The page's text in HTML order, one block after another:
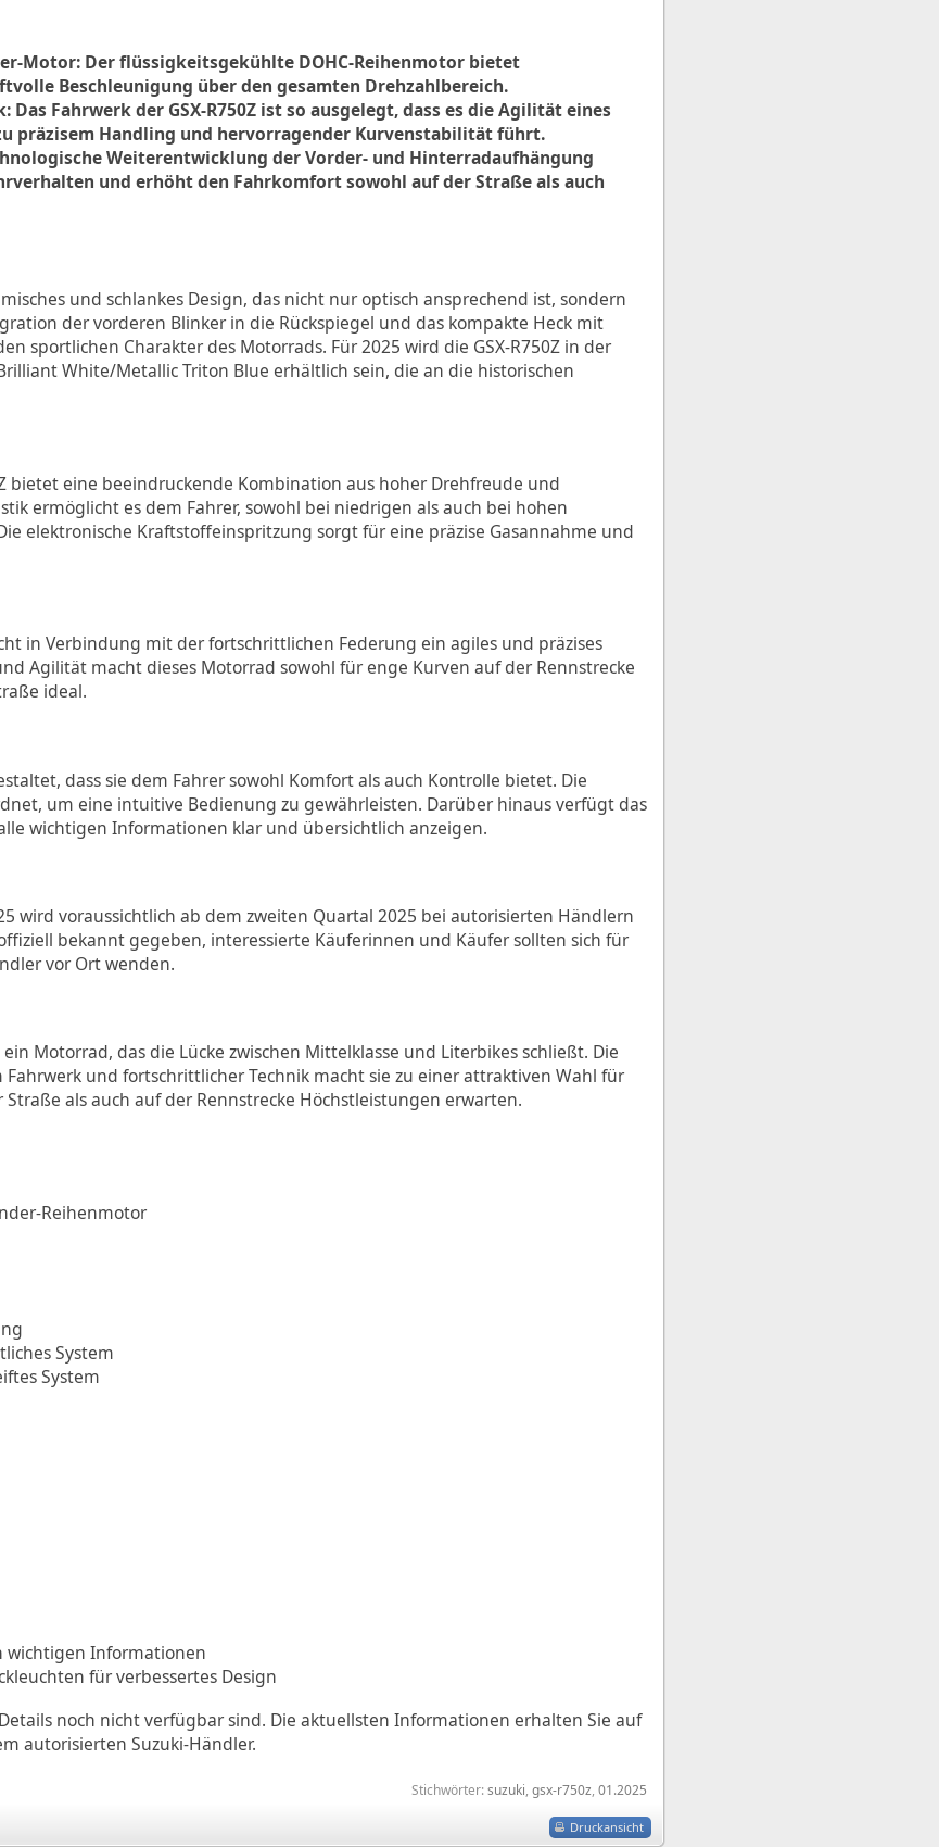
Motor: Der flüssigkeitsgekühlte DOHC-Reihenmotor bietet
Beschleunigung über den gesamten Drehzahlbereich.
Fahrwerk der GSX-R750Z ist so ausgelegt, dass es die Agilität eines
präzisem Handling und hervorragender Kurvenstabilität führt.
Weiterentwicklung der Vorder- und Hinterradaufhängung
und erhöht den Fahrkomfort sowohl auf der Straße als auch
und schlankes Design, das nicht nur optisch ansprechend ist, sondern
der vorderen Blinker in die Rückspiegel und das kompakte Heck mit
sportlichen Charakter des Motorrads. Für 2025 wird die GSX-R750Z in der
White/Metallic Triton Blue erhältlich sein, die an die historischen
bietet eine beeindruckende Kombination aus hoher Drehfreude und
ermöglicht es dem Fahrer, sowohl bei niedrigen als auch bei hohen
elektronische Kraftstoffeinspritzung sorgt für eine präzise Gasannahme und
in Verbindung mit der fortschrittlichen Federung ein agiles und präzises
Agilität macht dieses Motorrad sowohl für enge Kurven auf der Rennstrecke
ideal.
dass sie dem Fahrer sowohl Komfort als auch Kontrolle bietet. Die
um eine intuitive Bedienung zu gewährleisten. Darüber hinaus verfügt das
wichtigen Informationen klar und übersichtlich anzeigen.
wird voraussichtlich ab dem zweiten Quartal 2025 bei autorisierten Händlern
bekannt gegeben, interessierte Käuferinnen und Käufer sollten sich für
vor Ort wenden.
Motorrad, das die Lücke zwischen Mittelklasse und Literbikes schließt. Die
und fortschrittlicher Technik macht sie zu einer attraktiven Wahl für
als auch auf der Rennstrecke Höchstleistungen erwarten.
Reihenmotor
System
System
wichtigen Informationen
für verbessertes Design
noch nicht verfügbar sind. Die aktuellsten Informationen erhalten Sie auf
autorisierten Suzuki-Händler.
Stichwörter:suzuki, gsx-r750z, 01.2025
Druckansicht